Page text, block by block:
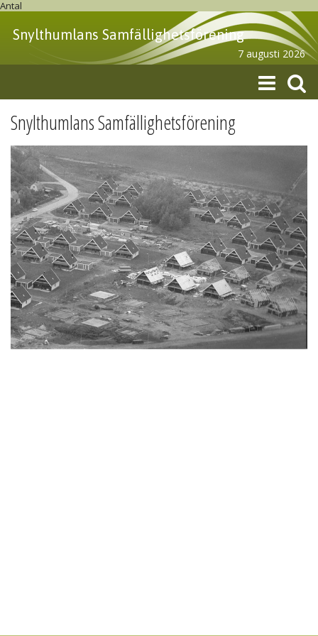
Antal
Snylthumlans Samfällighetsförening
7 augusti 2026
Snylthumlans Samfällighetsförening